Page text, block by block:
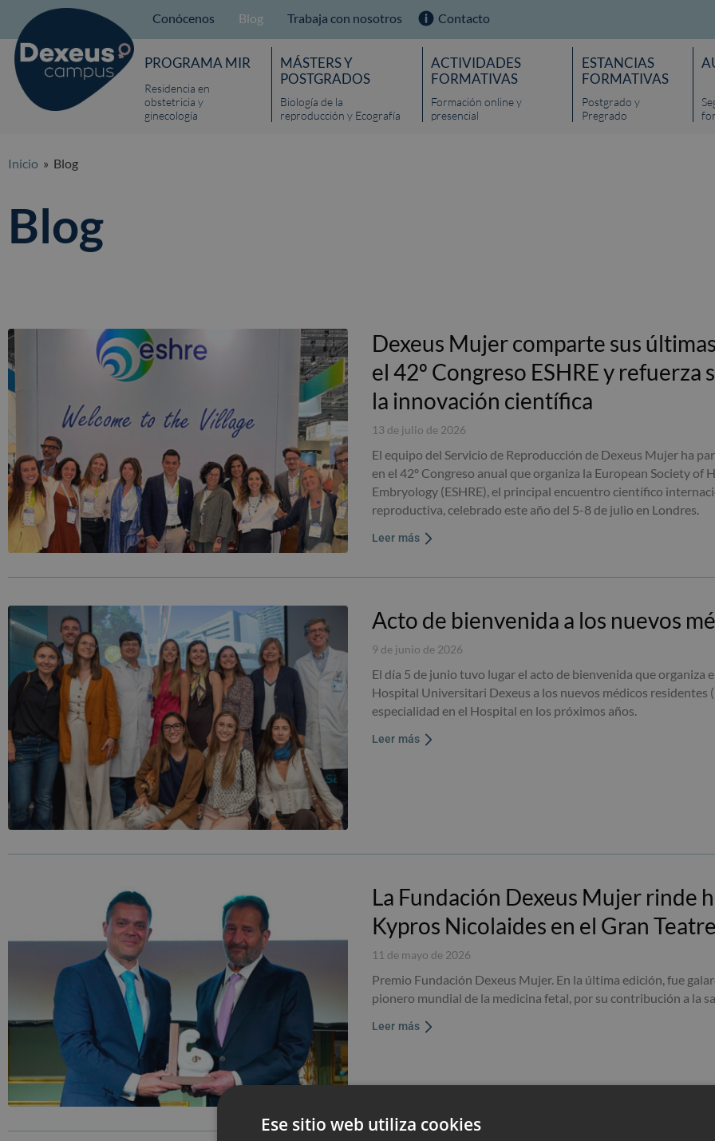
Conócenos Blog Trabaja con nosotros Contacto
PROGRAMA MIR
Residencia en
obstetricia y
ginecología
MÁSTERS Y
POSTGRADOS
Biología de la
reproducción y Ecografía
ACTIVIDADES
FORMATIVAS
Formación online y
presencial
ESTANCIAS
FORMATIVAS
Postgrado y
Pregrado
Inicio » Blog
Blog
Dexeus Mujer comparte sus
el 42º Congreso ESHRE y refuerza
la innovación científica
13 de julio de 2026
El equipo del Servicio de Reproducción de Dexeus Mujer ha
en el 42º Congreso anual que organiza la European Society of
Embryology (ESHRE), el principal encuentro científico
reproductiva, celebrado este año del 5-8 de julio en Londres.
Leer más
Acto de bienvenida a los nuevos
9 de junio de 2026
El día 5 de junio tuvo lugar el acto de bienvenida que organiza
Hospital Universitari Dexeus a los nuevos médicos residentes
especialidad en el Hospital en los próximos años.
Leer más
La Fundación Dexeus Mujer rinde
Kypros Nicolaides en el Gran
11 de mayo de 2026
Premio Fundación Dexeus Mujer. En la última edición, fue
pionero mundial de la medicina fetal, por su contribución a la
Leer más
Ese sitio web utiliza cookies